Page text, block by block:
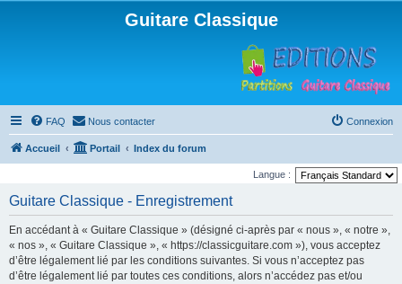
Guitare Classique
FAQ Nous contacter Connexion
Accueil Portail Index du forum
Langue :
Guitare Classique - Enregistrement
En accédant à « Guitare Classique » (désigné ci-après par « nous », « notre »,
« nos », « Guitare Classique », « https://classicguitare.com »), vous acceptez
d’être légalement lié par les conditions suivantes. Si vous n’acceptez pas
d’être légalement lié par toutes ces conditions, alors n’accédez pas et/ou